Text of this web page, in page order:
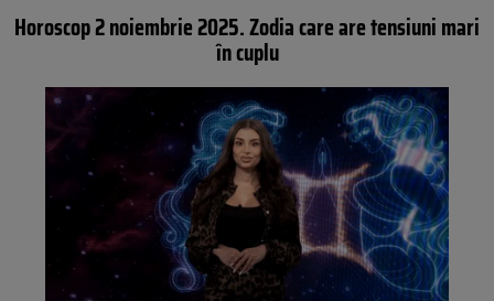
Horoscop 2 noiembrie 2025. Zodia care are tensiuni mari
în cuplu